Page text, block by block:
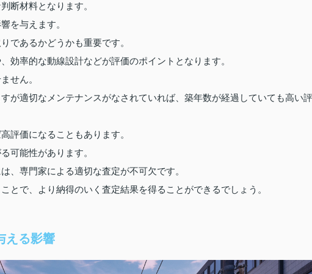
断材料となります。
を与えます。
であるかどうかも重要です。
効率的な動線設計などが評価のポイントとなります。
せん。
が適切なメンテナンスがなされていれば、築年数が経過していても高い評
評価になることもあります。
可能性があります。
、専門家による適切な査定が不可欠です。
とで、より納得のいく査定結果を得ることができるでしょう。
える影響